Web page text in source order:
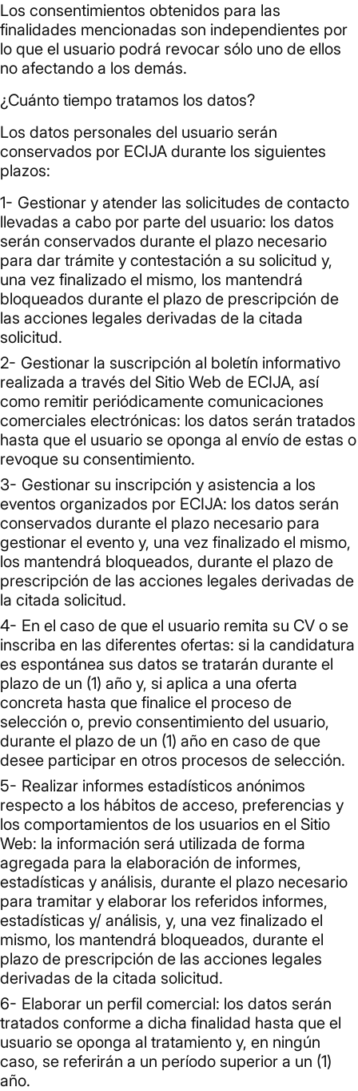
Los consentimientos obtenidos para las
finalidades mencionadas son independientes por
lo que el usuario podrá revocar sólo uno de ellos
no afectando a los demás.
¿Cuánto tiempo tratamos los datos?
Los datos personales del usuario serán
conservados por ECIJA durante los siguientes
plazos:
Gestionar y atender las solicitudes de contacto
llevadas a cabo por parte del usuario: los datos
serán conservados durante el plazo necesario
para dar trámite y contestación a su solicitud y,
una vez finalizado el mismo, los mantendrá
bloqueados durante el plazo de prescripción de
las acciones legales derivadas de la citada
solicitud.
Gestionar la suscripción al boletín informativo
realizada a través del Sitio Web de ECIJA, así
como remitir periódicamente comunicaciones
comerciales electrónicas: los datos serán tratados
hasta que el usuario se oponga al envío de estas o
revoque su consentimiento.
Gestionar su inscripción y asistencia a los
eventos organizados por ECIJA: los datos serán
conservados durante el plazo necesario para
gestionar el evento y, una vez finalizado el mismo,
los mantendrá bloqueados, durante el plazo de
prescripción de las acciones legales derivadas de
la citada solicitud.
En el caso de que el usuario remita su CV o se
inscriba en las diferentes ofertas: si la candidatura
es espontánea sus datos se tratarán durante el
plazo de un (1) año y, si aplica a una oferta
concreta hasta que finalice el proceso de
selección o, previo consentimiento del usuario,
durante el plazo de un (1) año en caso de que
desee participar en otros procesos de selección.
Realizar informes estadísticos anónimos
respecto a los hábitos de acceso, preferencias y
los comportamientos de los usuarios en el Sitio
Web: la información será utilizada de forma
agregada para la elaboración de informes,
estadísticas y análisis, durante el plazo necesario
para tramitar y elaborar los referidos informes,
estadísticas y/ análisis, y, una vez finalizado el
mismo, los mantendrá bloqueados, durante el
plazo de prescripción de las acciones legales
derivadas de la citada solicitud.
Elaborar un perfil comercial: los datos serán
tratados conforme a dicha finalidad hasta que el
usuario se oponga al tratamiento y, en ningún
caso, se referirán a un período superior a un (1)
año.